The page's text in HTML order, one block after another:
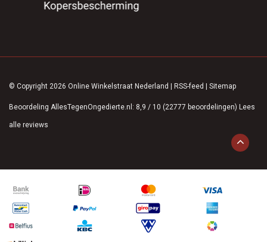
© Copyright 2026 Online Winkelstraat Nederland | RSS-feed | Sitemap
Beoordeling AllesTegenOngedierte.nl : 8,9 / 10 (22777 beoordelingen) Lees
alle reviews